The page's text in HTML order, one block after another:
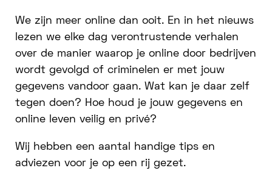
We zijn meer online dan ooit. En in het nieuws
lezen we elke dag verontrustende verhalen
over de manier waarop je online door bedrijven
wordt gevolgd of criminelen er met jouw
gegevens vandoor gaan. Wat kan je daar zelf
tegen doen? Hoe houd je jouw gegevens en
online leven veilig en privé?
Wij hebben een aantal handige tips en
adviezen voor je op een rij gezet.